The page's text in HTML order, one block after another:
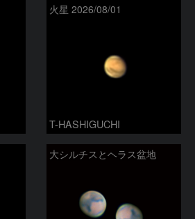
火星 2026/08/01
T-HASHIGUCHI
大シルチスとヘラス盆地